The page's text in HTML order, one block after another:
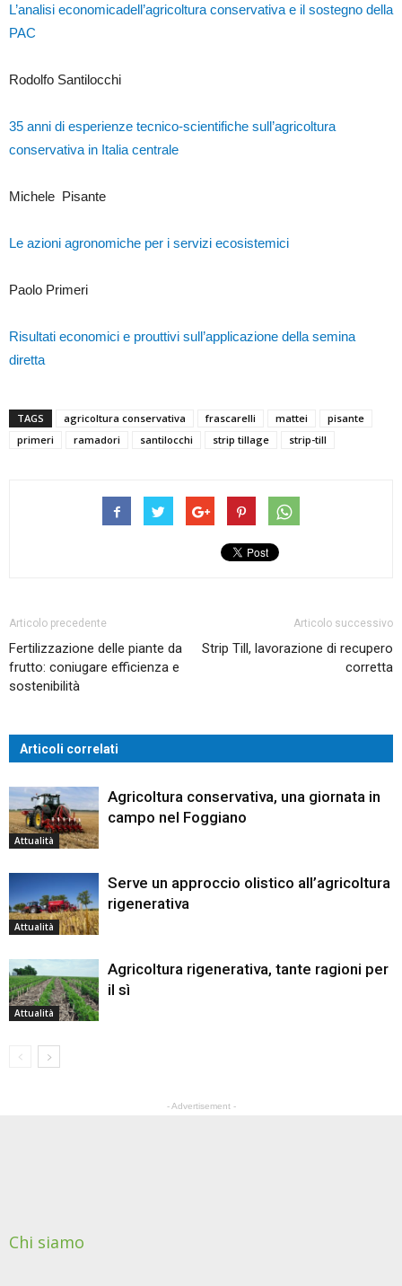
L’analisi economicadell’agricoltura conservativa e il sostegno della
PAC
Rodolfo Santilocchi
35 anni di esperienze tecnico-scientifiche sull’agricoltura
conservativa in Italia centrale
Michele Pisante
Le azioni agronomiche per i servizi ecosistemici
Paolo Primeri
Risultati economici e prouttivi sull’applicazione della semina
diretta
TAGS agricoltura conservativa frascarelli mattei
pisante
primeri
ramadori santilocchi strip tillage strip-till
Articolo precedente
Fertilizzazione delle piante da
frutto: coniugare efficienza e
sostenibilità
Articolo successivo
Strip Till, lavorazione di recupero
corretta
Articoli correlati
Attualità
Agricoltura conservativa, una giornata in
campo nel Foggiano
Attualità
Serve un approccio olistico all’agricoltura
rigenerativa
Attualità
Agricoltura rigenerativa, tante ragioni per
il sì
- Advertisement -
Chi siamo